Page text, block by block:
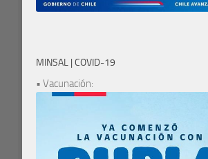
MINSAL | COVID-19
• Vacunación: